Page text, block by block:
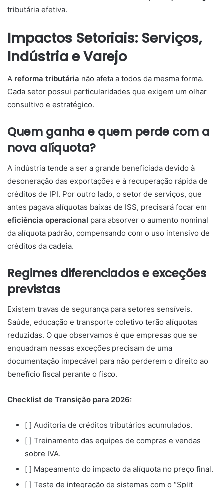
tributária efetiva.
Impactos Setoriais: Serviços,
Indústria e Varejo
A reforma tributária não afeta a todos da mesma forma.
Cada setor possui particularidades que exigem um olhar
consultivo e estratégico.
Quem ganha e quem perde com a
nova alíquota?
A indústria tende a ser a grande beneficiada devido à
desoneração das exportações e à recuperação rápida de
créditos de IPI. Por outro lado, o setor de serviços, que
antes pagava alíquotas baixas de ISS, precisará focar em
eficiência operacional para absorver o aumento nominal
da alíquota padrão, compensando com o uso intensivo de
créditos da cadeia.
Regimes diferenciados e exceções
previstas
Existem travas de segurança para setores sensíveis.
Saúde, educação e transporte coletivo terão alíquotas
reduzidas. O que observamos é que empresas que se
enquadram nessas exceções precisam de uma
documentação impecável para não perderem o direito ao
benefício fiscal perante o fisco.
Checklist de Transição para 2026:
[ ] Auditoria de créditos tributários acumulados.
[ ] Treinamento das equipes de compras e vendas
sobre IVA.
[ ] Mapeamento do impacto da alíquota no preço final.
[ ] Teste de integração de sistemas com o “Split